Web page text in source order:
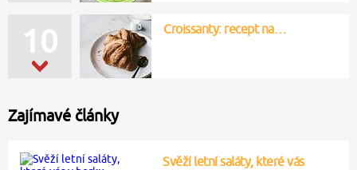
10 Croissanty: recept na…
Zajímavé články
Svěží letní saláty, které vás